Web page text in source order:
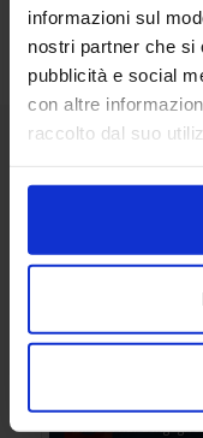
informazioni sul
nostri partner che si
pubblicità e social
con altre
raccolto dal suo
2018. Intervista a
Cni: i servizi